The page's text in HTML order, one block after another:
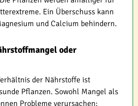
Ein Überschuss kann
und Calcium behindern.
oder
der Nährstoffe ist
Pflanzen. Sowohl Mangel als
Probleme verursachen: